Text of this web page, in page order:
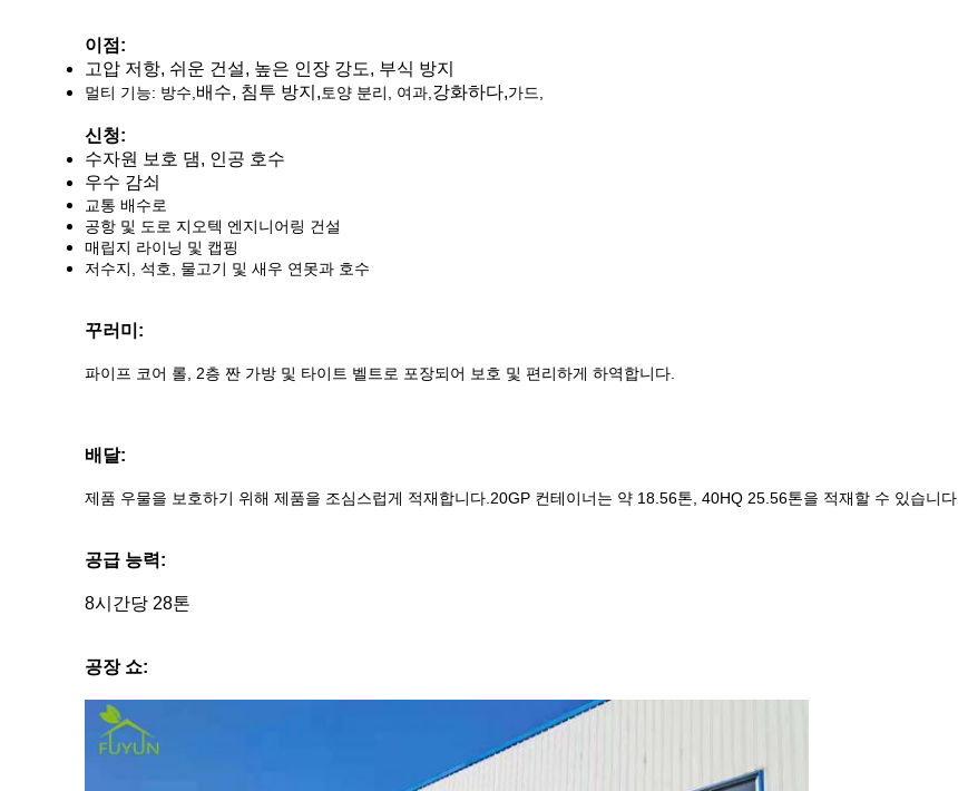
이점:
고압 저항, 쉬운 건설, 높은 인장 강도, 부식 방지
멀티 기능: 방수, 배수, 침투 방지,토양 분리, 여과, 강화하다,가드,
신청:
수자원 보호 댐, 인공 호수
우수 감쇠
교통 배수로
공항 및 도로 지오텍 엔지니어링 건설
매립지 라이닝 및 캡핑
저수지, 석호, 물고기 및 새우 연못과 호수
꾸러미:
파이프 코어 롤, 2층 짠 가방 및 타이트 벨트로 포장되어 보호 및 편리하게 하역합니다.
배달:
제품 우물을 보호하기 위해 제품을 조심스럽게 적재합니다.20GP 컨테이너는 약 18.56톤, 40HQ 25.56톤을 적재할 수 있습니다.
공급 능력:
8시간당 28톤
공장 쇼: